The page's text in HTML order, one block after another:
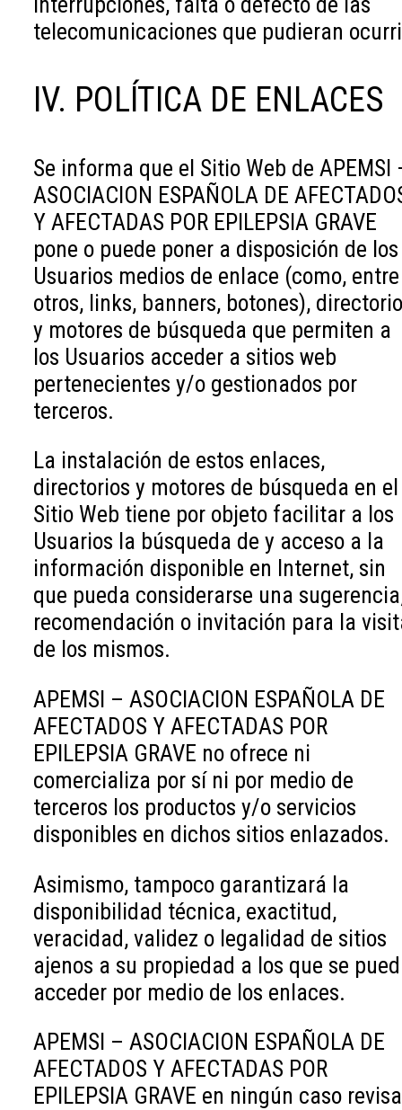
telecomunicaciones que pudieran
IV. POLÍTICA DE ENLACES
Se informa que el Sitio Web de APEMSI
ASOCIACION ESPAÑOLA DE
Y AFECTADAS POR EPILEPSIA GRAVE
pone o puede poner a disposición de los
Usuarios medios de enlace (como, entre
otros, links, banners, botones),
y motores de búsqueda que permiten a
los Usuarios acceder a sitios web
pertenecientes y/o gestionados por
terceros.
La instalación de estos enlaces,
directorios y motores de búsqueda en el
Sitio Web tiene por objeto facilitar a los
Usuarios la búsqueda de y acceso a la
información disponible en Internet, sin
que pueda considerarse una
recomendación o invitación para la
de los mismos.
APEMSI – ASOCIACION ESPAÑOLA DE
AFECTADOS Y AFECTADAS POR
EPILEPSIA GRAVE no ofrece ni
comercializa por sí ni por medio de
terceros los productos y/o servicios
disponibles en dichos sitios enlazados.
Asimismo, tampoco garantizará la
disponibilidad técnica, exactitud,
veracidad, validez o legalidad de sitios
ajenos a su propiedad a los que se
acceder por medio de los enlaces.
APEMSI – ASOCIACION ESPAÑOLA DE
AFECTADOS Y AFECTADAS POR
EPILEPSIA GRAVE en ningún caso